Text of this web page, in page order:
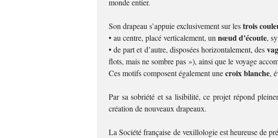
monde entier.
Son drapeau s’appuie exclusivement sur lestrois
• au centre, placé verticalement, un nœud d’écoute,
• de part et d’autre, disposées horizontalement, des
flots, mais ne sombre pas »), ainsi que le voyage
Ces motifs composent également unecroix blanche,
Par sa sobriété et sa lisibilité, ce projet répond
création de nouveaux drapeaux.
La Société française de vexillologie est heureuse de